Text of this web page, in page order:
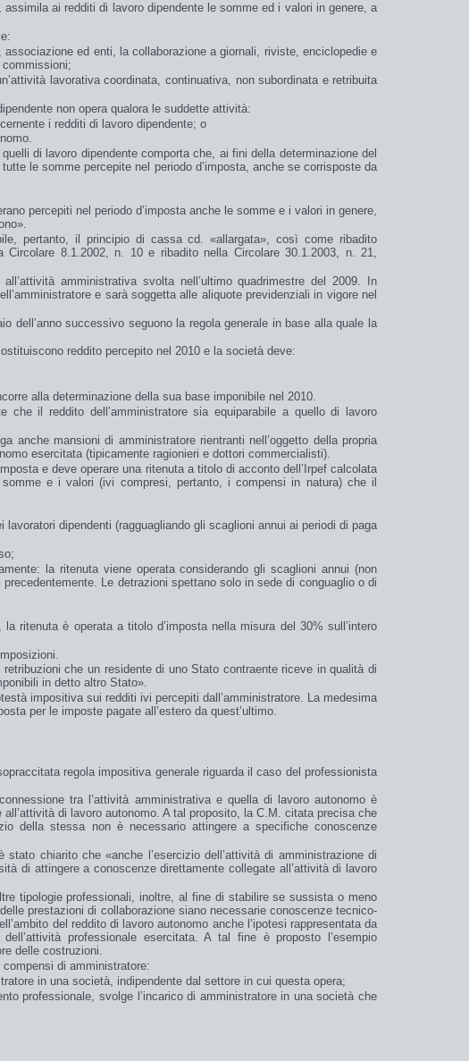
assimilaai redditi di lavoro dipendentele somme ed i valori in genere, a
ed enti, la collaborazione a giornali, riviste, enciclopedie e
lavorativa coordinata, continuativa, non subordinata e retribuita
non operaqualora le suddette attività:
i redditi di lavoro dipendente; o
di lavoro dipendente comporta che, ai fini della determinazione del
tutte lesomme percepite nel periodo d’imposta, anche se corrisposteda
percepiti nel periodo d’imposta anche le somme e i valori in genere,
».
pertanto, il principio di cassa cd. «allargata», così come ribadito
8.1.2002, n. 10 e ribadito nella Circolare 30.1.2003, n. 21,
amministrativa svolta nell’ultimo quadrimestre del 2009. In
e sarà soggetta alle aliquote previdenziali in vigore nel
dell’anno successivo seguono la regola generale in base alla quale la
reddito percepito nel 2010 e la società deve:
alla determinazione della sua base imponibile nel 2010.
che il reddito dell’amministratore siaequiparabile a quello di lavoro
anche mansioni di amministratore rientranti nell’oggetto della propria
esercitata (tipicamente ragionieri e dottori commercialisti).
e deve operare una ritenutaa titolo di accontodell’Irpef calcolata
e i valori (ivi compresi, pertanto, i compensi in natura) che il
dipendenti (ragguagliando gli scaglioni annui ai periodi di paga
: la ritenuta viene operata considerando gli scaglioni annui (non
Le detrazioni spettano solo in sede di conguaglio o di
la ritenuta è operata a titolo d’imposta nella misura del 30% sull’intero
che un residente di uno Stato contraente riceve in qualità di
in detto altro Stato».
impositiva sui redditi ivi percepiti dall’amministratore. La medesima
per le imposte pagate all’estero da quest’ultimo.
regola impositiva generale riguarda il caso del professionista
connessione tra l’attività amministrativa e quella di lavoro autonomo è
di lavoro autonomo. A tal proposito, la C.M. citata precisa che
della stessa non è necessario attingere a specifiche conoscenze
stato chiarito che «anche l’esercizio dell’attività di amministrazione di
di attingere a conoscenze direttamente collegate all’attività di lavoro
tipologie professionali, inoltre, al fine di stabilire se sussista o meno
prestazioni di collaborazione siano necessarie conoscenze tecnico-
del redditodi lavoro autonomo anche l’ipotesi rappresentata da
professionale esercitata. A tal fine è proposto l’esempio
delle costruzioni.
di amministratore:
in una società, indipendente dal settore in cui questa opera;
professionale, svolge l’incarico di amministratore in una società che